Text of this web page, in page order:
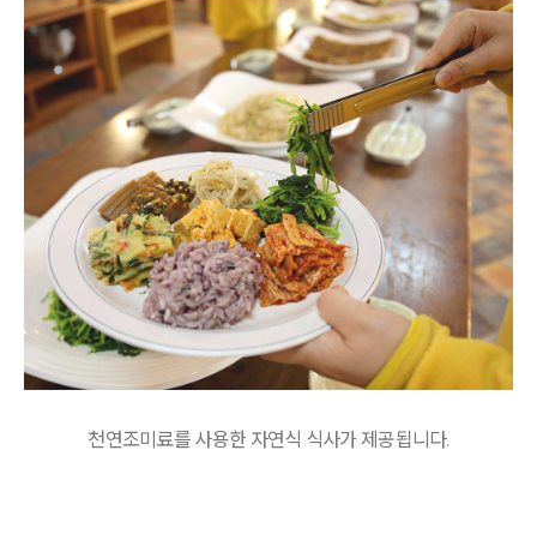
천연조미료를 사용한 자연식 식사가 제공됩니다.